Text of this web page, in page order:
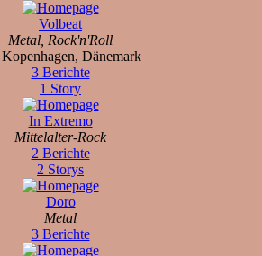
Volbeat
Metal, Rock'n'Roll
Kopenhagen, Dänemark
3 Berichte
1 Story
In Extremo
Mittelalter-Rock
2 Berichte
2 Storys
Doro
Metal
3 Berichte